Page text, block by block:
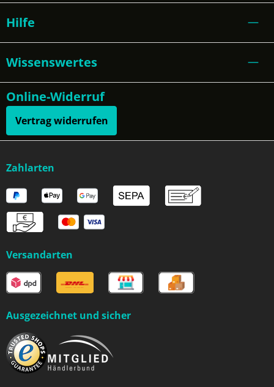
Hilfe
Wissenswertes
Online-Widerruf
Vertrag widerrufen
Zahlarten
Versandarten
Ausgezeichnet und sicher